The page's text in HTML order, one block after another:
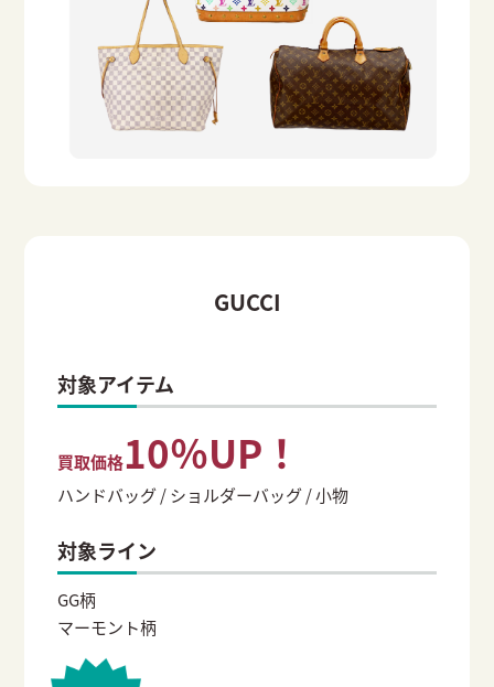
GUCCI
対象アイテム
買取価格10％UP！
ハンドバッグ / ショルダーバッグ / 小物
対象ライン
GG柄
マーモント柄